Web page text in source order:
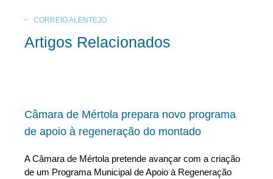
CORREIO ALENTEJO
Artigos Relacionados
Câmara de Mértola prepara novo programa
de apoio à regeneração do montado
A Câmara de Mértola pretende avançar com a criação
de um Programa Municipal de Apoio à Regeneração